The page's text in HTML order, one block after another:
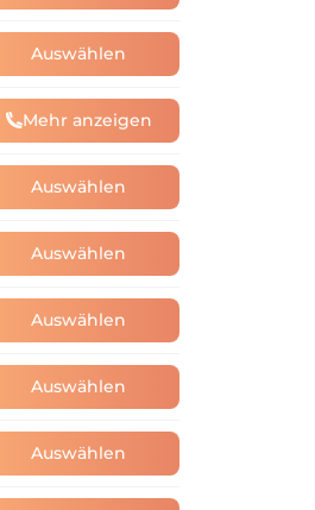
Auswählen
Mehr anzeigen
Auswählen
Auswählen
Auswählen
Auswählen
Auswählen